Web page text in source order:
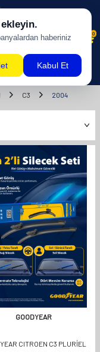
!
0
C3 2004
GOODYEAR
CITROEN C3 PLURIEL